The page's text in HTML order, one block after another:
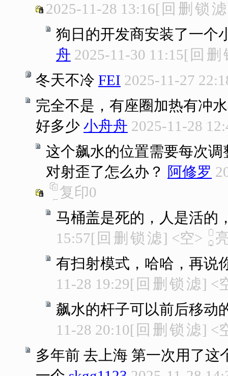
2025-11-28 13:16[ 回 删 锁 滤
狗日的开发商安装了一个
舟 2025-11-30 11:15[ 回 删
冬天不冷 FEI 2025-11-27
完全不是，有座圈加热有冲
好多少 小舟舟 2025-11-28
这个飙水的位置需要每次
对射歪了怎么办？ 阿修罗
复印0
马桶盖是死的，人是活的
15:57[ 回 删 锁 滤] <空>
有扫射模式，哈哈，再说
11-28 19:29[ 回 删 锁 滤] <
飙水的杆子可以前后移动
11-28 20:10[ 回 删 锁 滤] <
多年前 去上海 第一次用了